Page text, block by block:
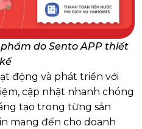
do Sento APP thiết
kế
động và phát triển với
cập nhật nhanh chóng
tạo trong từng sản
mang đến cho doanh